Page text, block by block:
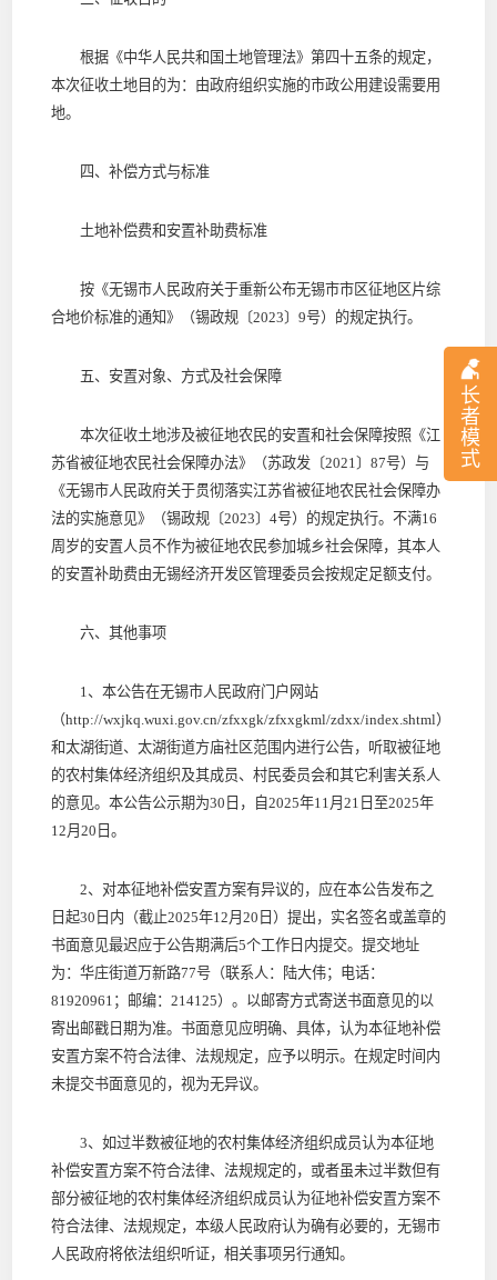
长
者
模
式
根据《中华人民共和国土地管理法》第四十五条的规定，
本次征收土地目的为：由政府组织实施的市政公用建设需要用
地。
四、补偿方式与标准
土地补偿费和安置补助费标准
按《无锡市人民政府关于重新公布无锡市市区征地区片综
合地价标准的通知》（锡政规〔2023〕9号）的规定执行。
五、安置对象、方式及社会保障
本次征收土地涉及被征地农民的安置和社会保障按照《江
苏省被征地农民社会保障办法》（苏政发〔2021〕87号）与
《无锡市人民政府关于贯彻落实江苏省被征地农民社会保障办
法的实施意见》（锡政规〔2023〕4号）的规定执行。不满16
周岁的安置人员不作为被征地农民参加城乡社会保障，其本人
的安置补助费由无锡经济开发区管理委员会按规定足额支付。
六、其他事项
1、本公告在无锡市人民政府门户网站
（http://wxjkq.wuxi.gov.cn/zfxxgk/zfxxgkml/zdxx/index.shtml）
和太湖街道、太湖街道方庙社区范围内进行公告，听取被征地
的农村集体经济组织及其成员、村民委员会和其它利害关系人
的意见。本公告公示期为30日，自2025年11月21日至2025年
12月20日。
2、对本征地补偿安置方案有异议的，应在本公告发布之
日起30日内（截止2025年12月20日）提出，实名签名或盖章的
书面意见最迟应于公告期满后5个工作日内提交。提交地址
为：华庄街道万新路77号（联系人：陆大伟；电话：
81920961；邮编：214125）。以邮寄方式寄送书面意见的以
寄出邮戳日期为准。书面意见应明确、具体，认为本征地补偿
安置方案不符合法律、法规规定，应予以明示。在规定时间内
未提交书面意见的，视为无异议。
3、如过半数被征地的农村集体经济组织成员认为本征地
补偿安置方案不符合法律、法规规定的，或者虽未过半数但有
部分被征地的农村集体经济组织成员认为征地补偿安置方案不
符合法律、法规规定，本级人民政府认为确有必要的，无锡市
人民政府将依法组织听证，相关事项另行通知。